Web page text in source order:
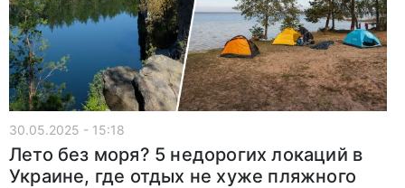
30.05.2025 - 15:18
Лето без моря? 5 недорогих локаций в
Украине, где отдых не хуже пляжного